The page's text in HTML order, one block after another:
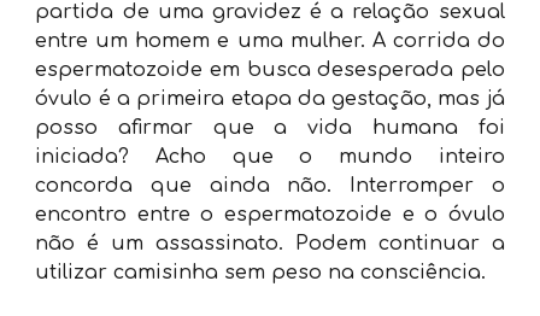
partida de uma gravidez é a relação sexual
entre um homem e uma mulher. A corrida do
espermatozoide em busca desesperada pelo
óvulo é a primeira etapa da gestação, mas já
posso afirmar que a vida humana foi
iniciada? Acho que o mundo inteiro
concorda que ainda não. Interromper o
encontro entre o espermatozoide e o óvulo
não é um assassinato. Podem continuar a
utilizar camisinha sem peso na consciência.